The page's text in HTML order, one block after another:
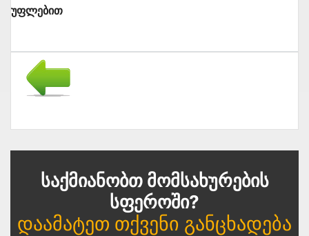
უფლებით
Საქმიანობთ Მომსახურების
Სფეროში?
Დაამატეთ Თქვენი Განცხადება